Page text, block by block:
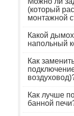
(который
монтажной
Какой
напольный
Как
Как лучше
банной